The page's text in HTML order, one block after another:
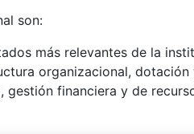
son:
más relevantes de la
organizacional,
financiera y de